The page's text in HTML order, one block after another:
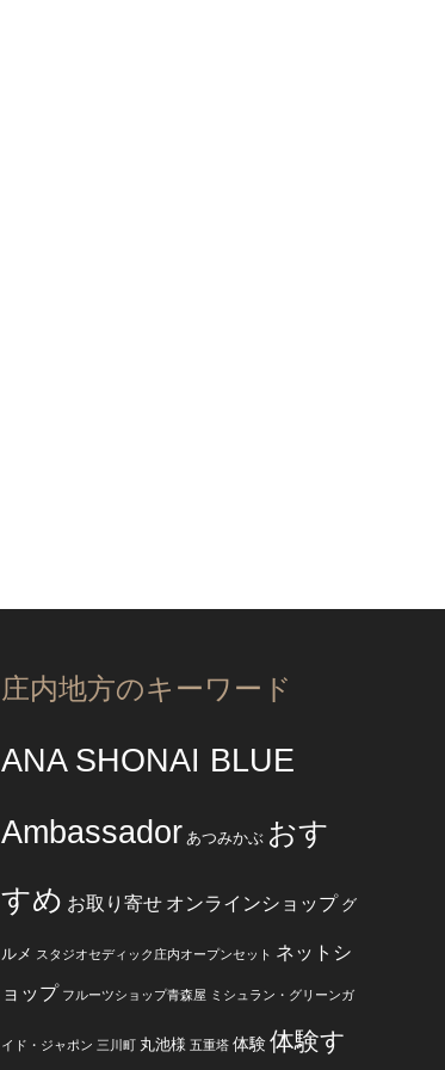
庄内地方のキーワード
ANA SHONAI BLUE
Ambassador あつみかぶ おす
すめ お取り寄せ オンラインショップ グ
ルメ スタジオセディック庄内オープンセット ネットシ
ョップ フルーツショップ青森屋 ミシュラン・グリーンガ
イド・ジャポン 三川町 丸池様 五重塔 体験体験す